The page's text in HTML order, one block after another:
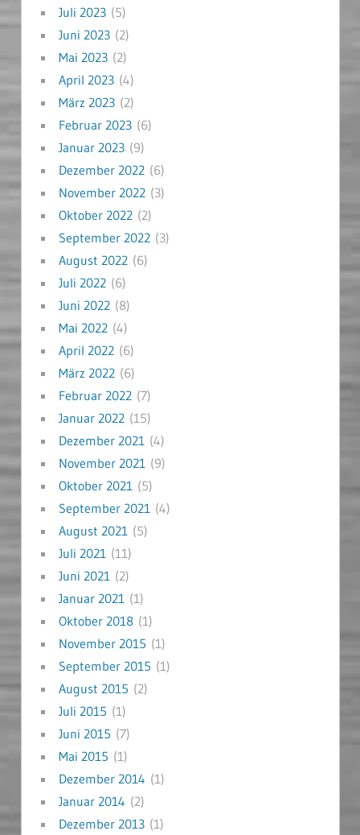
Juli 2023(5)
Juni 2023(2)
Mai 2023(2)
April 2023(4)
März 2023(2)
Februar 2023(6)
Januar 2023(9)
Dezember 2022(6)
November 2022(3)
Oktober 2022(2)
September 2022(3)
August 2022(6)
Juli 2022(6)
Juni 2022(8)
Mai 2022(4)
April 2022(6)
März 2022(6)
Februar 2022(7)
Januar 2022(15)
Dezember 2021(4)
November 2021(9)
Oktober 2021(5)
September 2021(4)
August 2021(5)
Juli 2021(11)
Juni 2021(2)
Januar 2021(1)
Oktober 2018(1)
November 2015 (1)
September 2015 (1)
August 2015 (2)
Juli 2015 (1)
Juni 2015 (7)
Mai 2015 (1)
Dezember 2014 (1)
Januar 2014 (2)
Dezember 2013(1)